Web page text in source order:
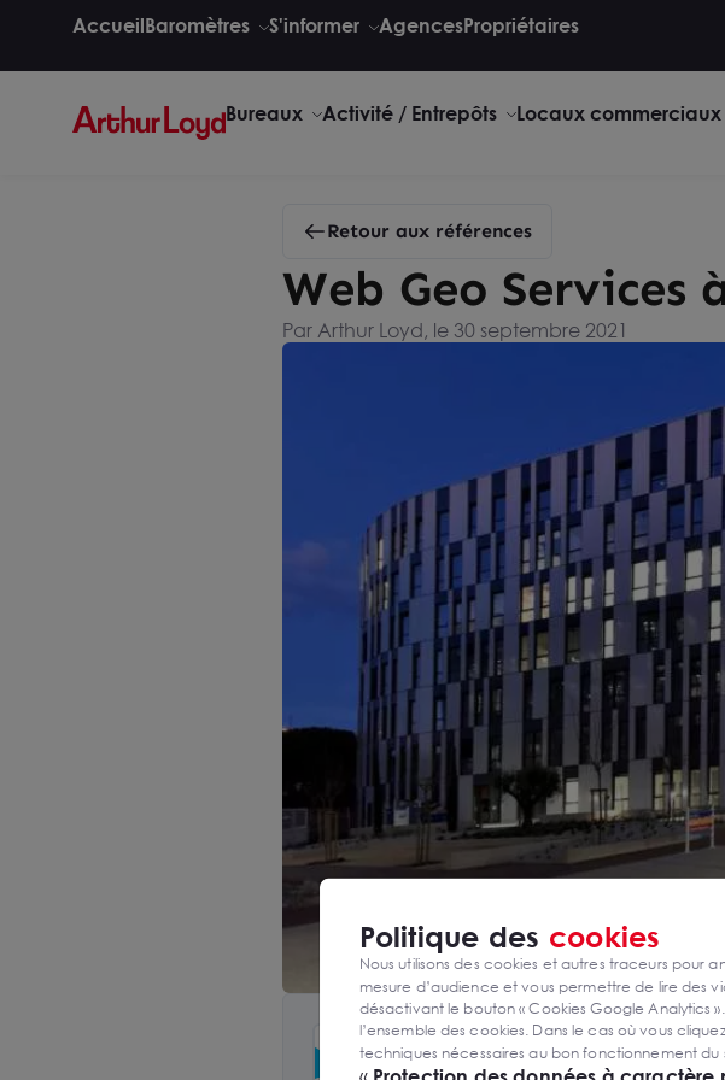
AccueilBaromètres S'informer AgencesPropriétaires
Bureaux Activité / Entrepôts Locaux commerciaux
Retour aux références
Web Geo Services
Par Arthur Loyd, le 30 septembre 2021
Politique des cookies
Nous utilisons des cookies et autres traceurs pour
mesure d’audience et vous permettre de lire des
désactivant le bouton « Cookies Google Analytics
l’ensemble des cookies. Dans le cas où vous cliquez
techniques nécessaires au bon fonctionnement du